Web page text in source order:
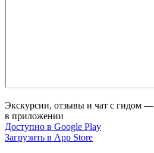
Экскурсии, отзывы и чат с гидом —
в приложении
Доступно в Google Play
Загрузить в App Store